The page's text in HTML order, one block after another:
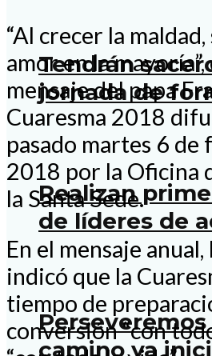
Tendrán
jornada de
Realizan
de líderes de
Perseveremos
camino ya
“Al crecer la
amor en la
mensaje del papa
Cuaresma 2018
pasado martes 6 de
2018 por la Oficina
la Santa Sede.
En el mensaje
indicó que la
tiempo de
conversión “con